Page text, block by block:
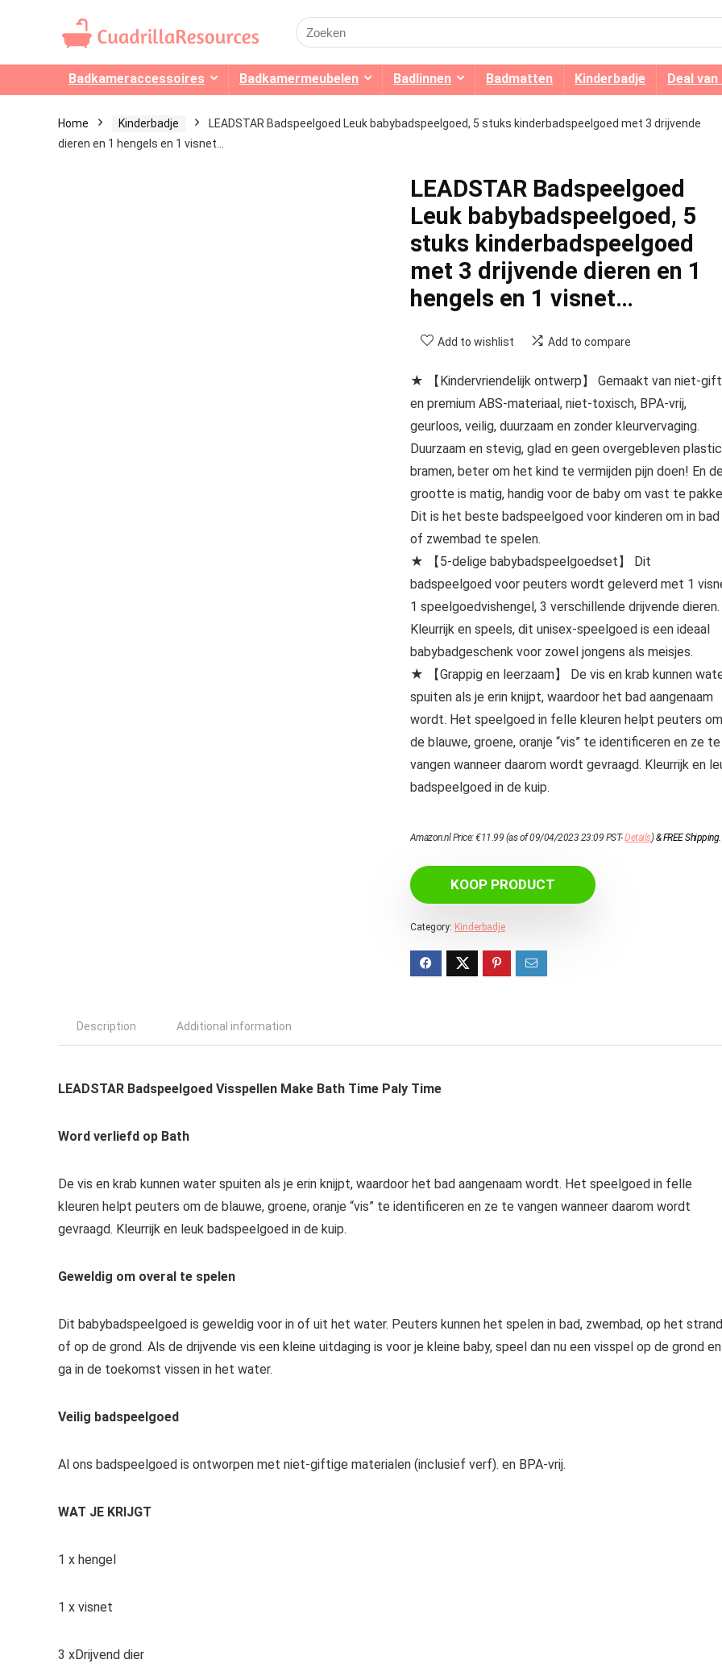
Search
for:
Badkameraccessoires Badkamermeubelen Badlinnen Badmatten Kinderbadje Deal van
Home Kinderbadje
LEADSTAR Badspeelgoed Leuk babybadspeelgoed, 5 stuks kinderbadspeelgoed met 3 drijvende
dieren en 1 hengels en 1 visnet…
LEADSTAR Badspeelgoed
Leuk babybadspeelgoed, 5
stuks kinderbadspeelgoed
met 3 drijvende dieren en 1
hengels en 1 visnet…
Add to wishlist Add to compare
★ 【Kindervriendelijk ontwerp】 Gemaakt van niet-
en premium ABS-materiaal, niet-toxisch, BPA-vrij,
geurloos, veilig, duurzaam en zonder kleurvervaging.
Duurzaam en stevig, glad en geen overgebleven plastic
bramen, beter om het kind te vermijden pijn doen! En
grootte is matig, handig voor de baby om vast te
Dit is het beste badspeelgoed voor kinderen om in bad
of zwembad te spelen.
★ 【5-delige babybadspeelgoedset】 Dit
badspeelgoed voor peuters wordt geleverd met 1
1 speelgoedvishengel, 3 verschillende drijvende dieren.
Kleurrijk en speels, dit unisex-speelgoed is een ideaal
babybadgeschenk voor zowel jongens als meisjes.
★ 【Grappig en leerzaam】 De vis en krab kunnen
spuiten als je erin knijpt, waardoor het bad aangenaam
wordt. Het speelgoed in felle kleuren helpt peuters om
de blauwe, groene, oranje “vis” te identificeren en ze te
vangen wanneer daarom wordt gevraagd. Kleurrijk en
badspeelgoed in de kuip.
Amazon.nl Price:€11.99 (as of 09/04/2023 23:09 PST-Details)&FREE Shipping.
KOOP PRODUCT
Category: Kinderbadje
Description Additional information
LEADSTAR Badspeelgoed Visspellen Make Bath Time Paly Time
Word verliefd op Bath
De vis en krab kunnen water spuiten als je erin knijpt, waardoor het bad aangenaam wordt. Het speelgoed in felle
kleuren helpt peuters om de blauwe, groene, oranje “vis” te identificeren en ze te vangen wanneer daarom wordt
gevraagd. Kleurrijk en leuk badspeelgoed in de kuip.
Geweldig om overal te spelen
Dit babybadspeelgoed is geweldig voor in of uit het water. Peuters kunnen het spelen in bad, zwembad, op het strand
of op de grond. Als de drijvende vis een kleine uitdaging is voor je kleine baby, speel dan nu een visspel op de grond en
ga in de toekomst vissen in het water.
Veilig badspeelgoed
Al ons badspeelgoed is ontworpen met niet-giftige materialen (inclusief verf). en BPA-vrij.
WAT JE KRIJGT
1 x hengel
1 x visnet
3 xDrijvend dier